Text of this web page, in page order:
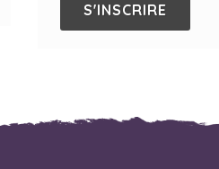
S'INSCRIRE